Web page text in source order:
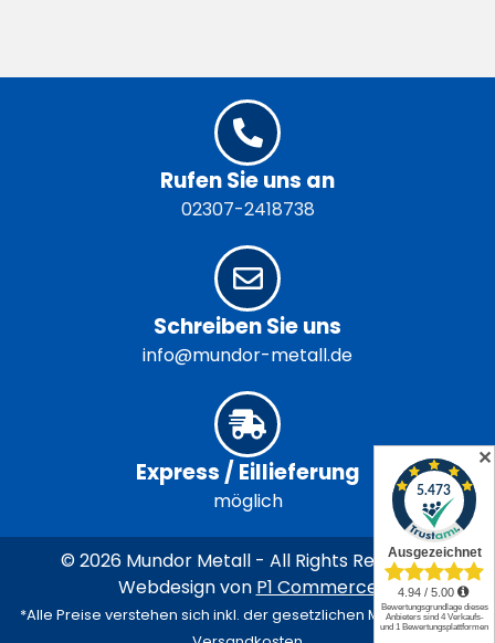
Rufen Sie uns an
02307-2418738
Schreiben Sie uns
info@mundor-metall.de
Express / Eillieferung
möglich
© 2026 Mundor Metall - All Rights Reserved
Webdesign von P1 Commerce
*Alle Preise verstehen sich inkl. der gesetzlichen MwSt. und zzgl.
✕